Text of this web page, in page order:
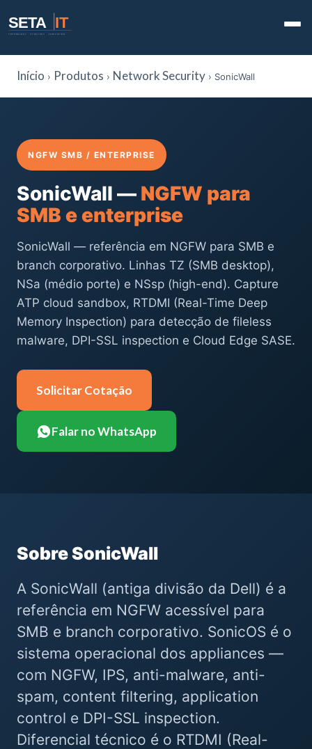
SETA IT
TECHNOLOGY · STRATEGY · INNOVATION
Início › Produtos › Network Security › SonicWall
NGFW SMB / ENTERPRISE
SonicWall — NGFW para
SMB e enterprise
SonicWall — referência em NGFW para SMB e
branch corporativo. Linhas TZ (SMB desktop),
NSa (médio porte) e NSsp (high-end). Capture
ATP cloud sandbox, RTDMI (Real-Time Deep
Memory Inspection) para detecção de fileless
malware, DPI-SSL inspection e Cloud Edge SASE.
Solicitar Cotação
Falar no WhatsApp
Sobre SonicWall
A SonicWall (antiga divisão da Dell) é a
referência em NGFW acessível para
SMB e branch corporativo. SonicOS é o
sistema operacional dos appliances —
com NGFW, IPS, anti-malware, anti-
spam, content filtering, application
control e DPI-SSL inspection.
Diferencial técnico é o RTDMI (Real-